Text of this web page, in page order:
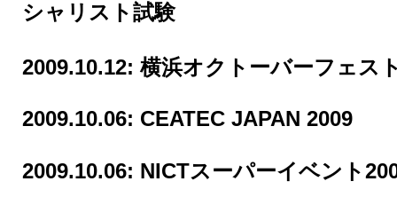
シャリスト試験
2009.10.12: 横浜オクトーバーフェス
2009.10.06: CEATEC JAPAN 2009
2009.10.06: NICTスーパーイベント